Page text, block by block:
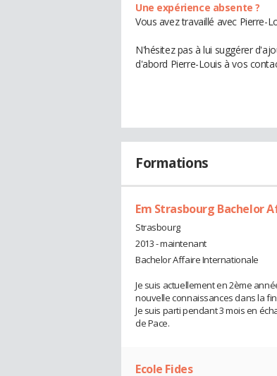
Une expérience absente ?
Vous avez travaillé avec Pierre-
N'hésitez pas à lui suggérer
d'abord Pierre-Louis à vos
Formations
Em Strasbourg Bachelor
Strasbourg
2013 - maintenant
Bachelor Affaire Internationale
Je suis actuellement en 2ème
nouvelle connaissances dans la
Je suis parti pendant 3 mois en
de Pace.
Ecole Fides